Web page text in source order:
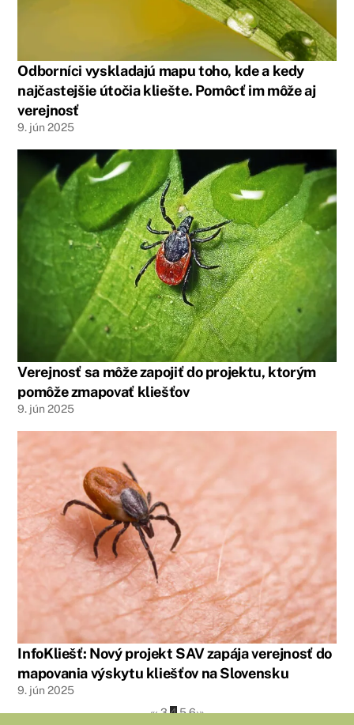
Odborníci vyskladajú mapu toho, kde a kedy
najčastejšie útočia kliešte. Pomôcť im môže aj
verejnosť
9. jún 2025
Verejnosť sa môže zapojiť do projektu, ktorým
pomôže zmapovať kliešťov
9. jún 2025
InfoKliešť: Nový projekt SAV zapája verejnosť do
mapovania výskytu kliešťov na Slovensku
9. jún 2025
«‹3456›»